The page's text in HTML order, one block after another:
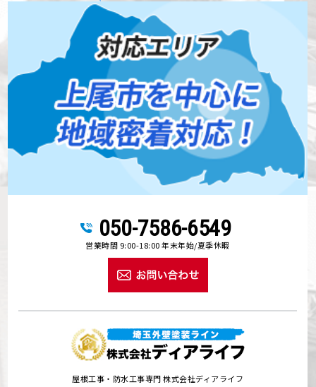
050-7586-6549
営業時間 9:00-18:00 年末年始/夏季休暇
屋根工事・防水工事専門 株式会社ディアライフ